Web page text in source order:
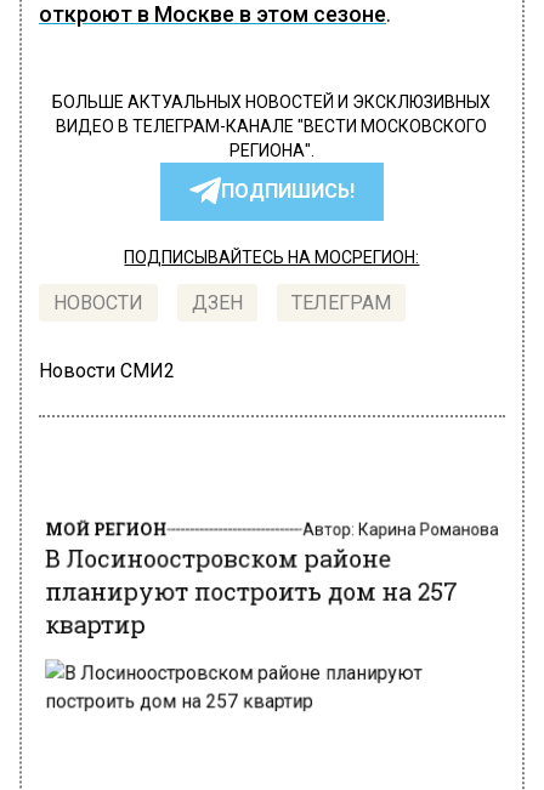
откроют в Москве в этом сезоне.
БОЛЬШЕ АКТУАЛЬНЫХ НОВОСТЕЙ И ЭКСКЛЮЗИВНЫХ
ВИДЕО В ТЕЛЕГРАМ-КАНАЛЕ "ВЕСТИ МОСКОВСКОГО
РЕГИОНА".
ПОДПИШИСЬ!
ПОДПИСЫВАЙТЕСЬ НА МОСРЕГИОН:
НОВОСТИ ДЗЕН ТЕЛЕГРАМ
Новости СМИ2
В Лосиноостровском районе
планируют построить дом на 257
квартир